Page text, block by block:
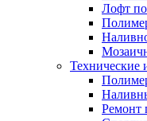
Лофт
Технические
Ремонт